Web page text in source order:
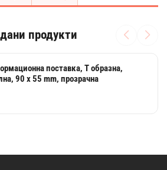
продукти
поставка, Т образна,
90 х 55 mm, прозрачна